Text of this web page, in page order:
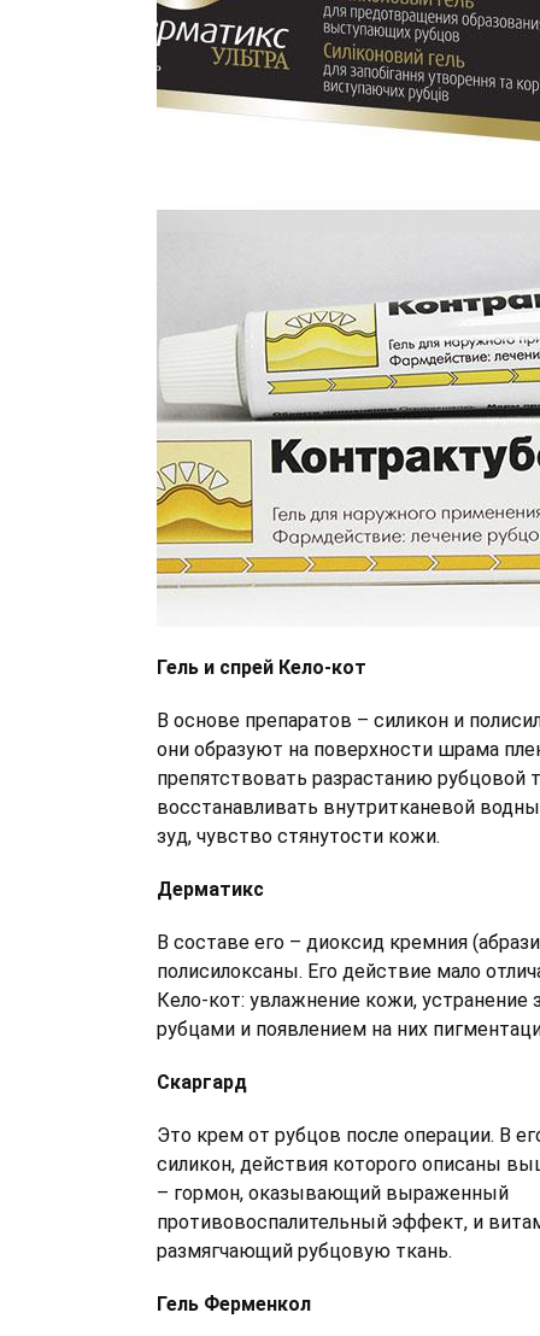
Гель и спрей Кело-кот
В основе препаратов – силикон и
они образуют на поверхности шрама
препятствовать разрастанию рубцовой
восстанавливать внутритканевой
зуд, чувство стянутости кожи.
Дерматикс
В составе его – диоксид кремния
полисилоксаны. Его действие мало
Кело-кот: увлажнение кожи, устранение
рубцами и появлением на них
Скаргард
Это крем от рубцов после операции. В
силикон, действия которого описаны
– гормон, оказывающий выраженный
противовоспалительный эффект, и
размягчающий рубцовую ткань.
Гель Ферменкол